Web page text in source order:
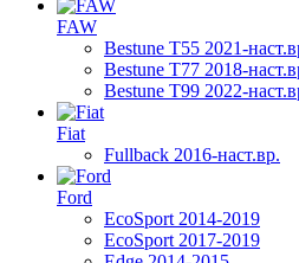
FAW
Bestune T55 2021-
Bestune T77 2018-
Bestune T99 2022-
Fiat
Fullback 2016-наст.вр.
Ford
EcoSport 2014-2019
EcoSport 2017-2019